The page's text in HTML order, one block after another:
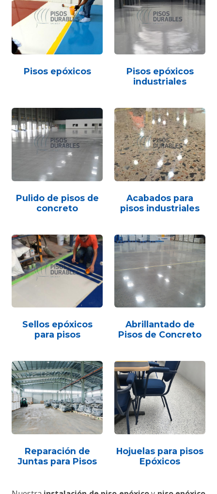
Pisos epóxicos
Pisos epóxicos
industriales
Pulido de pisos de
concreto
Acabados para
pisos industriales
Sellos epóxicos
para pisos
Abrillantado de
Pisos de Concreto
Reparación de
Juntas para Pisos
Hojuelas para pisos
Epóxicos